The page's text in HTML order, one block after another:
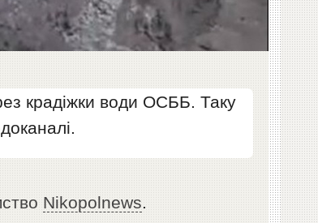
крадіжки води ОСББ. Таку
Nikopolnews.